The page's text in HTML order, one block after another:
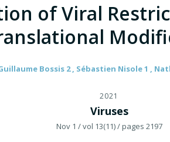
of Viral
Bossis 2 , Sébastien Nisole 1 ,
2021
Viruses
Nov 1 / vol 13(11)/ pages 2197